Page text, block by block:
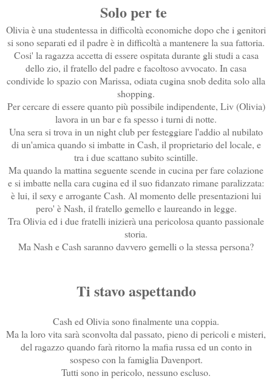
Solo per te
Olivia è una studentessa in difficoltà economiche dopo che i genitori
si sono separati ed il padre è in difficoltà a mantenere la sua fattoria.
Cosi' la ragazza accetta di essere ospitata durante gli studi a casa
dello zio, il fratello del padre e facoltoso avvocato. In casa
condivide lo spazio con Marissa, odiata cugina snob dedita solo alla
shopping.
Per cercare di essere quanto più possibile indipendente, Liv (Olivia)
lavora in un bar e fa spesso i turni di notte.
Una sera si trova in un night club per festeggiare l'addio al nubilato
di un'amica quando si imbatte in Cash, il proprietario del locale, e
tra i due scattano subito scintille.
Ma quando la mattina seguente scende in cucina per fare colazione
e si imbatte nella cara cugina ed il suo fidanzato rimane paralizzata:
è lui, il sexy e arrogante Cash. Al momento delle presentazioni lui
pero' è Nash, il fratello gemello e laureando in legge.
Tra Olivia ed i due fratelli inizierà una pericolosa quanto passionale
storia.
Ma Nash e Cash saranno davvero gemelli o la stessa persona?
Ti stavo aspettando
Cash ed Olivia sono finalmente una coppia.
Ma la loro vita sarà sconvolta dal passato, pieno di pericoli e misteri,
del ragazzo quando farà ritorno la mafia russa ed un conto in
sospeso con la famiglia Davenport.
Tutti sono in pericolo, nessuno escluso.